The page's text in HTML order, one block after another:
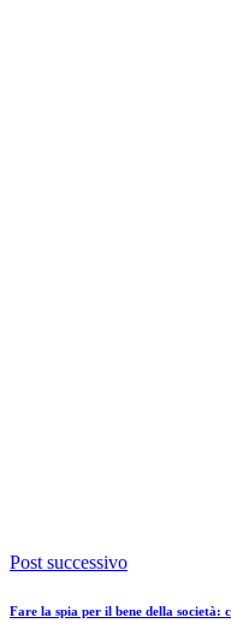
Post successivo
Fare la spia per il bene della società: